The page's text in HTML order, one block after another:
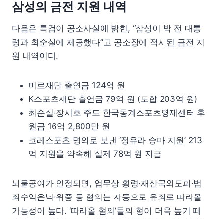
삼성의 금전 지원 내역
다음은 특검이 공소사실에 밝힌, “삼성이 박 전 대통
령과 최순실에 제공했다”고 공소장에 적시된 금전 지
원 내역이다.
미르재단 출연금 124억 원
K스포츠재단 출연금 79억 원 (도합 203억 원)
최순실·장시호 주도 한국동계스포츠영재센터 후
원금 16억 2,800만 원
코레스포츠 명의로 보낸 ‘정유라 승마 지원’ 213
억 지원을 약속해 실제 78억 원 지급
뇌물공여가 인정되면, 업무상 횡령·재산국외도피·범
죄수익은닉·위증 등 혐의는 자동으로 유죄로 따라올
가능성이 높다. ‘따라올 혐의’들의 형이 더욱 높기 때